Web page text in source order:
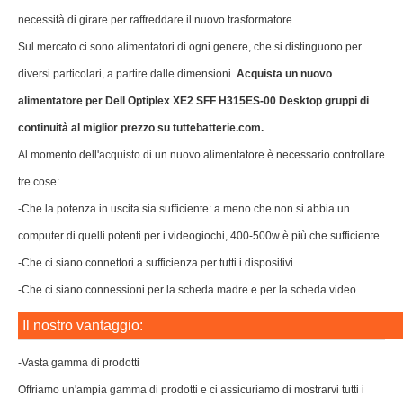
necessità di girare per raffreddare il nuovo trasformatore.
Sul mercato ci sono alimentatori di ogni genere, che si distinguono per
diversi particolari, a partire dalle dimensioni. Acquista un nuovo
alimentatore per Dell Optiplex XE2 SFF H315ES-00 Desktop gruppi di
continuità al miglior prezzo su tuttebatterie.com.
Al momento dell'acquisto di un nuovo alimentatore è necessario controllare
tre cose:
-Che la potenza in uscita sia sufficiente: a meno che non si abbia un
computer di quelli potenti per i videogiochi, 400-500w è più che sufficiente.
-Che ci siano connettori a sufficienza per tutti i dispositivi.
-Che ci siano connessioni per la scheda madre e per la scheda video.
Il nostro vantaggio:
-Vasta gamma di prodotti
Offriamo un'ampia gamma di prodotti e ci assicuriamo di mostrarvi tutti i